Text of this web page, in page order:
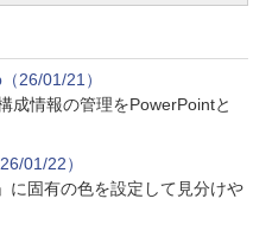
26/01/21）
成情報の管理をPowerPointと
01/22）
に固有の色を設定して見分けや